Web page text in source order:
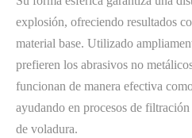
explosión, ofreciendo resultados
material base. Utilizado
prefieren los abrasivos no
funcionan de manera efectiva
ayudando en procesos de
de voladura.